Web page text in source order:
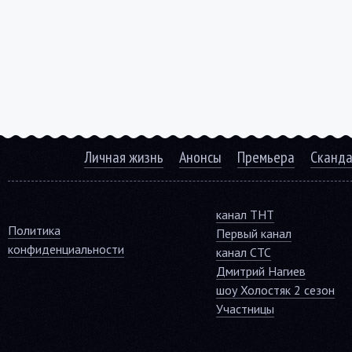
Личная жизнь Анонсы Премьера
Политика
конфиденциальности
канал ТНТ
Первый канал
канал СТС
Дмитрий Нагиев
шоу Холостяк 2 сезон
Участницы